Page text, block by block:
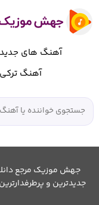
آهنگ های جدید
آهنگ ترکی
جهش موزیک مرجع
جدیدترین و